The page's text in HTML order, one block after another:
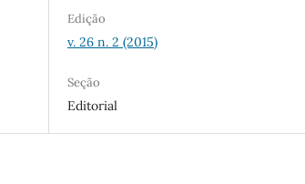
Edição
v. 26 n. 2 (2015)
Seção
Editorial